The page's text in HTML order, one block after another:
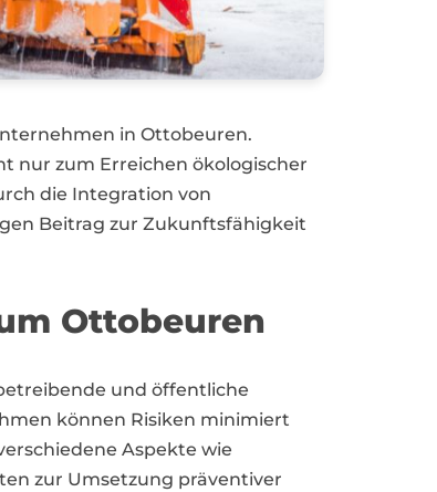
in Ottobeuren.
nur zum Erreichen ökologischer
die Integration von
Beitrag zur Zukunftsfähigkeit
Ottobeuren
und öffentliche
können Risiken minimiert
Aspekte wie
zur Umsetzung präventiver